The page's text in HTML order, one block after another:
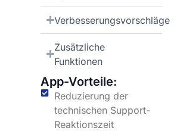
Verbesserungsvorschläge
Zusätzliche
Funktionen
App-Vorteile:
Reduzierung der
technischen Support-
Reaktionszeit